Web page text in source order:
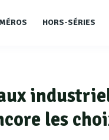
HORS-SÉRIES
les